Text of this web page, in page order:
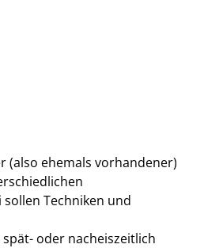
(also ehemals vorhandener)
Techniken und
oder nacheiszeitlich